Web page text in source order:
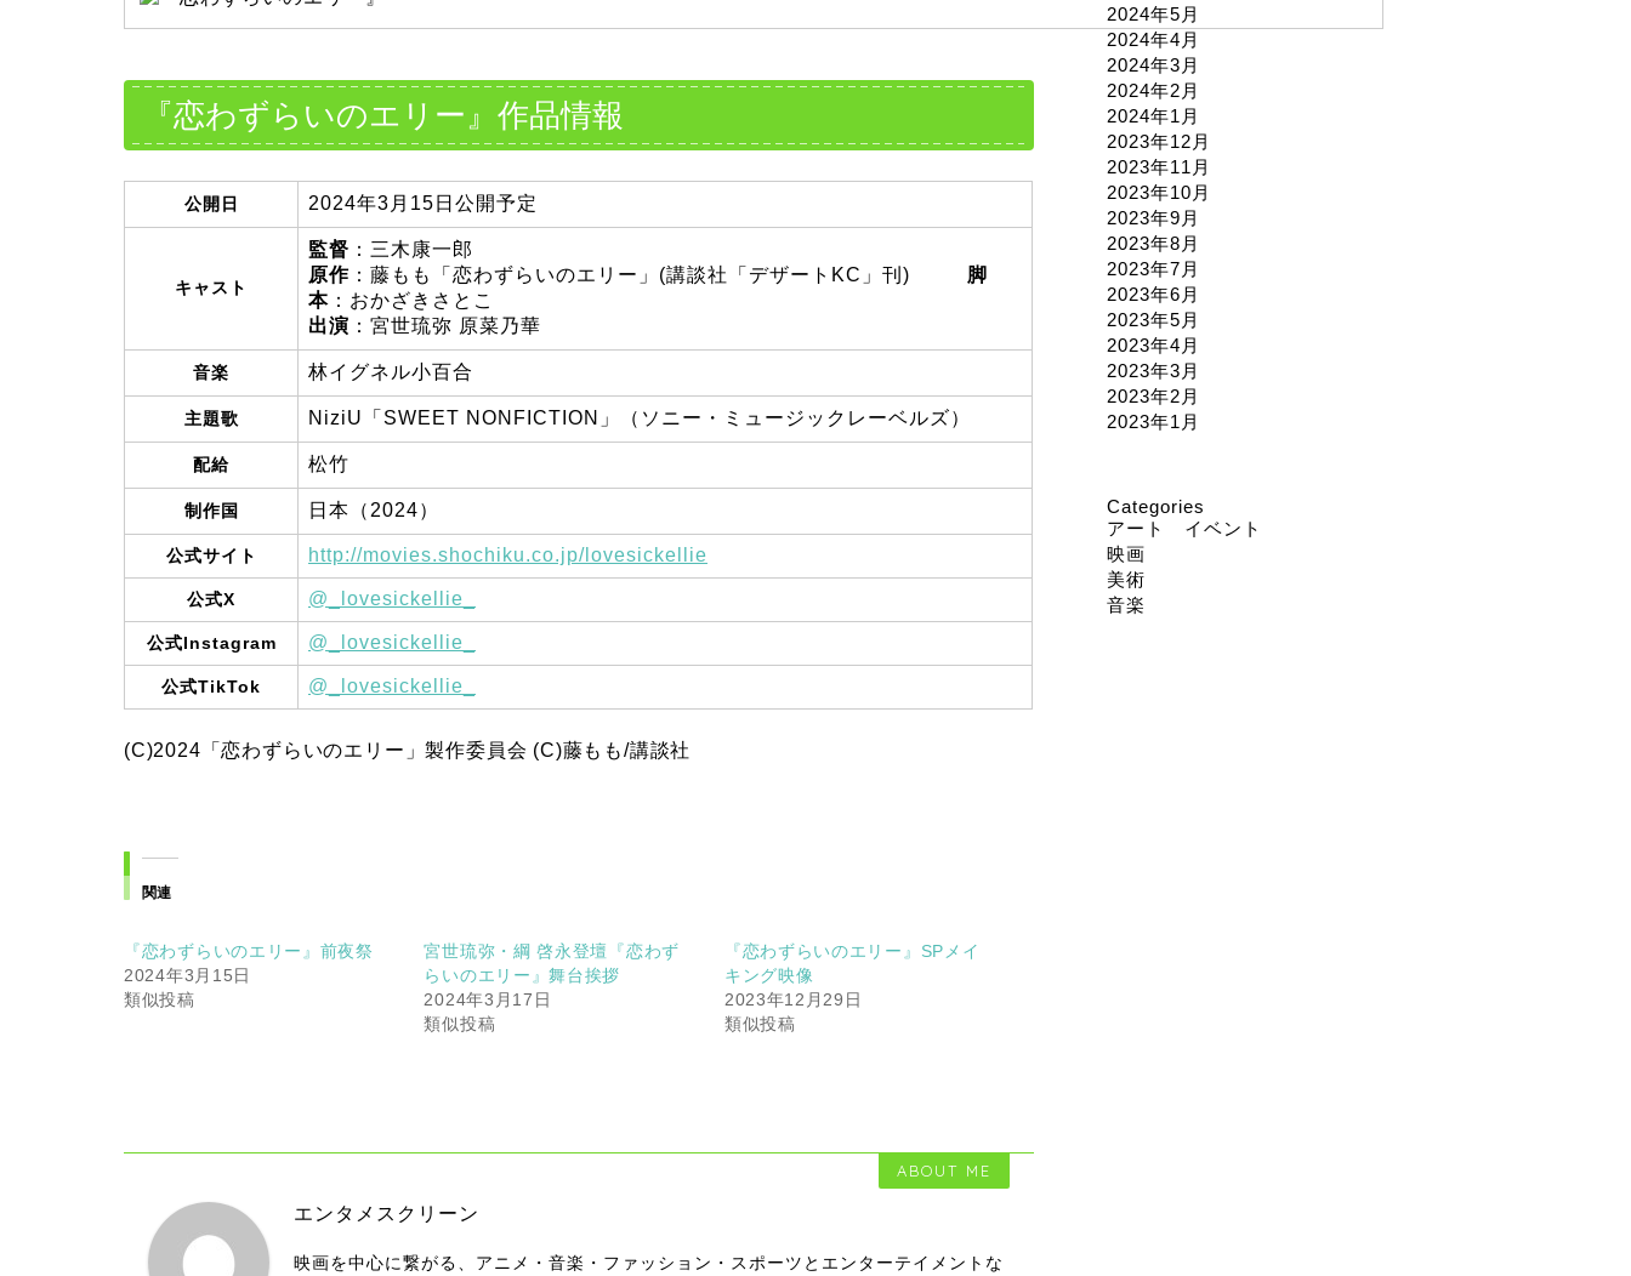
『恋わずらいのエリー』作品情報
公開日 2024年3月15日公開予定
キャスト
監督 ：三木康一郎
原作 ：藤もも「恋わずらいのエリー」(講談社「デザートKC」刊) 脚
本 ：おかざきさとこ
出演 ：宮世琉弥 原菜乃華
音楽 林イグネル小百合
主題歌 NiziU「SWEET NONFICTION」（ソニー・ミュージックレーベルズ）
配給 松竹
制作国 日本（2024）
公式サイト http://movies.shochiku.co.jp/lovesickellie
公式X @_lovesickellie_
公式Instagram @_lovesickellie_
公式TikTok @_lovesickellie_
(C)2024「恋わずらいのエリー」製作委員会 (C)藤もも/講談社
関連
『恋わずらいのエリー』前夜祭
2024年3月15日
類似投稿
宮世琉弥・綱 啓永登壇『恋わず
らいのエリー』舞台挨拶
2024年3月17日
類似投稿
『恋わずらいのエリー』SPメイ
キング映像
2023年12月29日
類似投稿
ABOUT ME
エンタメスクリーン
映画を中心に繋がる、アニメ・音楽・ファッション・スポーツとエンターテイメントな
2024年5月
2024年4月
2024年3月
2024年2月
2024年1月
2023年12月
2023年11月
2023年10月
2023年9月
2023年8月
2023年7月
2023年6月
2023年5月
2023年4月
2023年3月
2023年2月
2023年1月
Categories
アート イベント
映画
美術
音楽